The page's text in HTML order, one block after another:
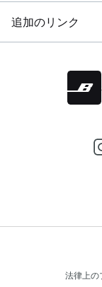
追加のリンク
法律上の